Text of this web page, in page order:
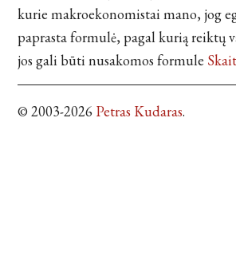
kurie makroekonomistai mano, jog
paprasta formulė, pagal kurią reiktų
jos gali būti nusakomos formule
© 2003-2026 Petras Kudaras.